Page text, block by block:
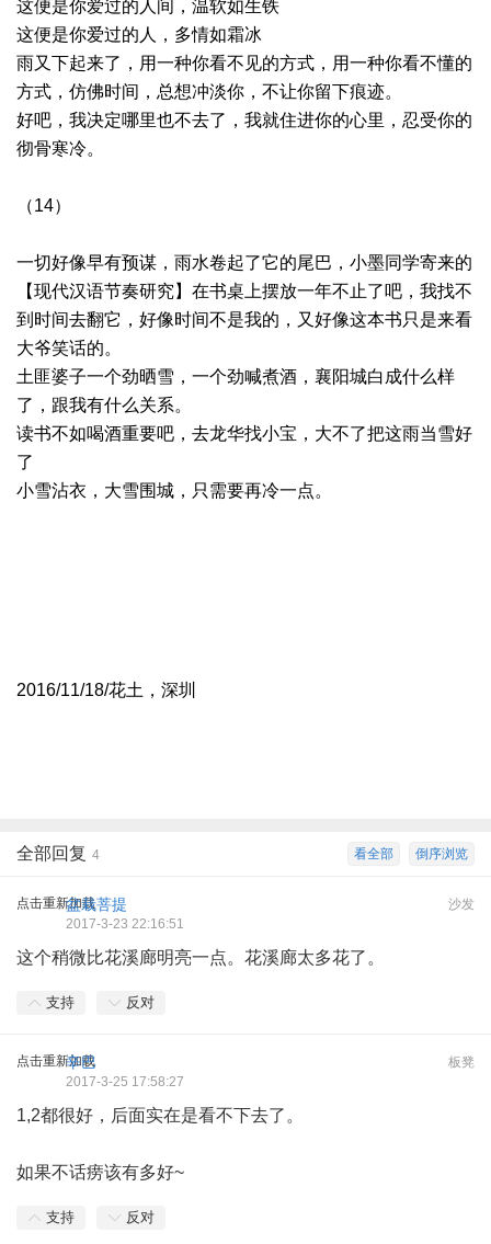
这便是你爱过的人间，温软如生铁
这便是你爱过的人，多情如霜冰
雨又下起来了，用一种你看不见的方式，用一种你看不懂的
方式，仿佛时间，总想冲淡你，不让你留下痕迹。
好吧，我决定哪里也不去了，我就住进你的心里，忍受你的
彻骨寒冷。
（14）
一切好像早有预谋，雨水卷起了它的尾巴，小墨同学寄来的
【现代汉语节奏研究】在书桌上摆放一年不止了吧，我找不
到时间去翻它，好像时间不是我的，又好像这本书只是来看
大爷笑话的。
土匪婆子一个劲晒雪，一个劲喊煮酒，襄阳城白成什么样
了，跟我有什么关系。
读书不如喝酒重要吧，去龙华找小宝，大不了把这雨当雪好
了
小雪沾衣，大雪围城，只需要再冷一点。
2016/11/18/花土，深圳
倒序浏览
看全部
全部回复 4
点击重新加载 沙发
盆栽菩提
2017-3-23 22:16:51
这个稍微比花溪廊明亮一点。花溪廊太多花了。
支持 反对
点击重新加载 板凳
辛巴
2017-3-25 17:58:27
1,2都很好，后面实在是看不下去了。
如果不话痨该有多好~
支持 反对